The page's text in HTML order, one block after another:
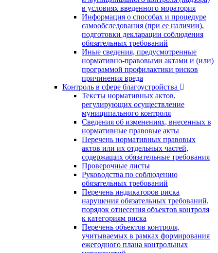
в условиях введенного моратория
Информация о способах и процедуре
самообследования (при ее наличии),
подготовки декларации соблюдения
обязательных требований
Иные сведения, предусмотренные
нормативно-правовыми актами и (или)
программой профилактики рисков
причинения вреда
Контроль в сфере благоустройства
Тексты нормативных актов,
регулирующих осуществление
муниципального контроля
Сведения об изменениях, внесенных в
нормативные правовые акты
Перечень нормативных правовых
актов или их отдельных частей,
содержащих обязательные требования
Проверочные листы
Руководства по соблюдению
обязательных требований
Перечень индикаторов риска
нарушения обязательных требований,
порядок отнесения объектов контроля
к категориям риска
Перечень объектов контроля,
учитываемых в рамках формирования
ежегодного плана контрольных